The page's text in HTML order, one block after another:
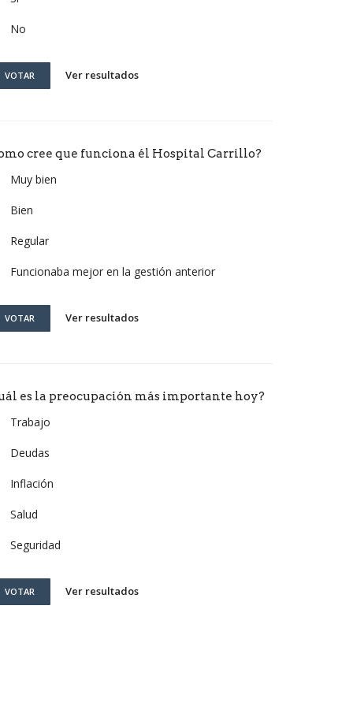
No
VOTAR Ver resultados
cree que funciona él Hospital Carrillo?
Muy bien
Bien
Regular
Funcionaba mejor en la gestión anterior
VOTAR Ver resultados
es la preocupación más importante hoy?
Trabajo
Deudas
Inflación
Salud
Seguridad
VOTAR Ver resultados